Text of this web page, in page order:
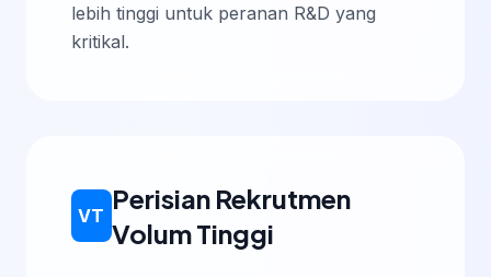
lebih tinggi untuk peranan R&D yang
kritikal.
VT
Perisian Rekrutmen
Volum Tinggi